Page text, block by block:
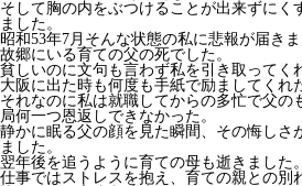
そして胸の内をぶつけることが出来ずにく
ました。
昭和53年7月そんな状態の私に悲報が届きま
故郷にいる育ての父の死でした。
貧しいのに文句も言わず私を引き取ってく
大阪に出た時も何度も手紙で励ましてくれ
それなのに私は就職してからの多忙で父の
局何一つ恩返しできなかった。
静かに眠る父の顔を見た瞬間、その悔しさ
ました。
翌年後を追うように育ての母も逝きました。
仕事ではストレスを抱え、育ての親との別